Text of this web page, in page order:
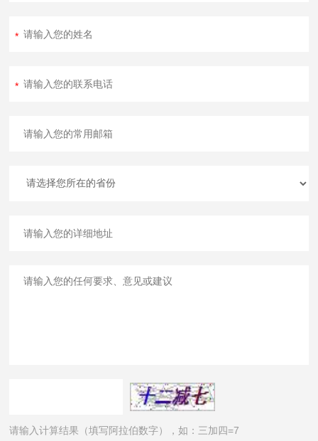
请输入计算结果（填写阿拉伯数字），如：三加四=7